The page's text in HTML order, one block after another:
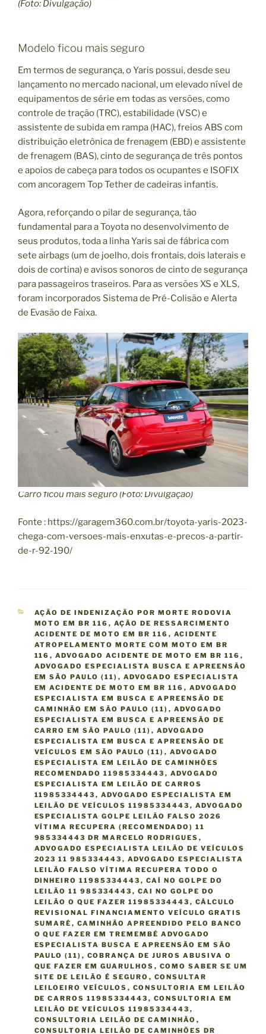
(Foto: Divulgação)
Modelo ficou mais seguro
Em termos de segurança, o Yaris possui, desde seu
lançamento no mercado nacional, um elevado nível de
equipamentos de série em todas as versões, como
controle de tração (TRC), estabilidade (VSC) e
assistente de subida em rampa (HAC), freios ABS com
distribuição eletrônica de frenagem (EBD) e assistente
de frenagem (BAS), cinto de segurança de três pontos
e apoios de cabeça para todos os ocupantes e ISOFIX
com ancoragem Top Tether de cadeiras infantis.
Agora, reforçando o pilar de segurança, tão
fundamental para a Toyota no desenvolvimento de
seus produtos, toda a linha Yaris sai de fábrica com
sete airbags (um de joelho, dois frontais, dois laterais e
dois de cortina) e avisos sonoros de cinto de segurança
para passageiros traseiros. Para as versões XS e XLS,
foram incorporados Sistema de Pré-Colisão e Alerta
de Evasão de Faixa.
Carro ficou mais seguro (Foto: Divulgação)
Fonte : https://garagem360.com.br/toyota-yaris-2023-
chega-com-versoes-mais-enxutas-e-precos-a-partir-
de-r-92-190/
C
A
T
E
G
O
R
I
A
S
AÇÃO DE INDENIZAÇÃO POR MORTE RODOVIA
MOTO EM BR 116 , AÇÃO DE RESSARCIMENTO
ACIDENTE DE MOTO EM BR 116 , ACIDENTE
ATROPELAMENTO MORTE COM MOTO EM BR
116 , ADVOGADO ACIDENTE DE MOTO EM BR 116 ,
ADVOGADO ESPECIALISTA BUSCA E APREENSÃO
EM SÃO PAULO (11) , ADVOGADO ESPECIALISTA
EM ACIDENTE DE MOTO EM BR 116 , ADVOGADO
ESPECIALISTA EM BUSCA E APREENSÃO DE
CAMINHÃO EM SÃO PAULO (11) , ADVOGADO
ESPECIALISTA EM BUSCA E APREENSÃO DE
CARRO EM SÃO PAULO (11) , ADVOGADO
ESPECIALISTA EM BUSCA E APREENSÃO DE
VEÍCULOS EM SÃO PAULO (11) , ADVOGADO
ESPECIALISTA EM LEILÃO DE CAMINHÕES
RECOMENDADO 11985334443 , ADVOGADO
ESPECIALISTA EM LEILÃO DE CARROS
11985334443 , ADVOGADO ESPECIALISTA EM
LEILÃO DE VEÍCULOS 11985334443 , ADVOGADO
ESPECIALISTA GOLPE LEILÃO FALSO 2026
VÍTIMA RECUPERA (RECOMENDADO) 11
985334443 DR MARCELO RODRIGUES ,
ADVOGADO ESPECIALISTA LEILÃO DE VEÍCULOS
2023 11 985334443 , ADVOGADO ESPECIALISTA
LEILÃO FALSO VÍTIMA RECUPERA TODO O
DINHEIRO 11985334443 , CAÍ NO GOLPE DO
LEILÃO 11 985334443 , CAI NO GOLPE DO
LEILÃO O QUE FAZER 11985334443 , CÁLCULO
REVISIONAL FINANCIAMENTO VEÍCULO GRATIS
SUMARÉ , CAMINHÃO APREENDIDO PELO BANCO
O QUE FAZER EM TREMEMBÉ ADVOGADO
ESPECIALISTA BUSCA E APREENSÃO EM SÃO
PAULO (11) , COBRANÇA DE JUROS ABUSIVA O
QUE FAZER EM GUARULHOS , COMO SABER SE UM
SITE DE LEILÃO É SEGURO , CONSULTAR
LEILOEIRO VEÍCULOS , CONSULTORIA EM LEILÃO
DE CARROS 11985334443 , CONSULTORIA EM
LEILÃO DE VEÍCULOS 11985334443 ,
CONSULTORIA LEILÃO DE CAMINHÃO ,
CONSULTORIA LEILÃO DE CAMINHÕES DR